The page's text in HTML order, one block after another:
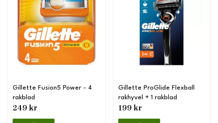
Gillette Fusion5 Power - 4
rakblad
249 kr
Gillette ProGlide Flexball
rakhyvel + 1 rakblad
199 kr